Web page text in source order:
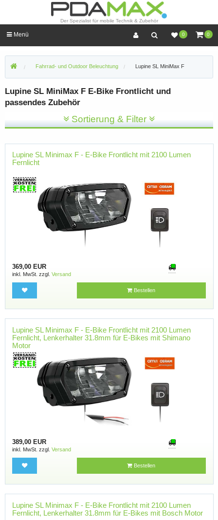
Der Spezialist für mobile Technik & Zubehör
0 0
Menü
Fahrrad- und Outdoor Beleuchtung Lupine SL MiniMax F
Lupine SL MiniMax F E-Bike Frontlicht und
passendes Zubehör
Sortierung & Filter
Lupine SL Minimax F - E-Bike Frontlicht mit 2100 Lumen
Fernlicht
369,00 EUR
inkl. MwSt. zzgl. Versand
Bestellen
Lupine SL Minimax F - E-Bike Frontlicht mit 2100 Lumen
Fernlicht, Lenkerhalter 31.8mm für E-Bikes mit Shimano
Motor
389,00 EUR
inkl. MwSt. zzgl. Versand
Bestellen
Lupine SL Minimax F - E-Bike Frontlicht mit 2100 Lumen
Fernlicht, Lenkerhalter 31.8mm für E-Bikes mit Bosch Motor